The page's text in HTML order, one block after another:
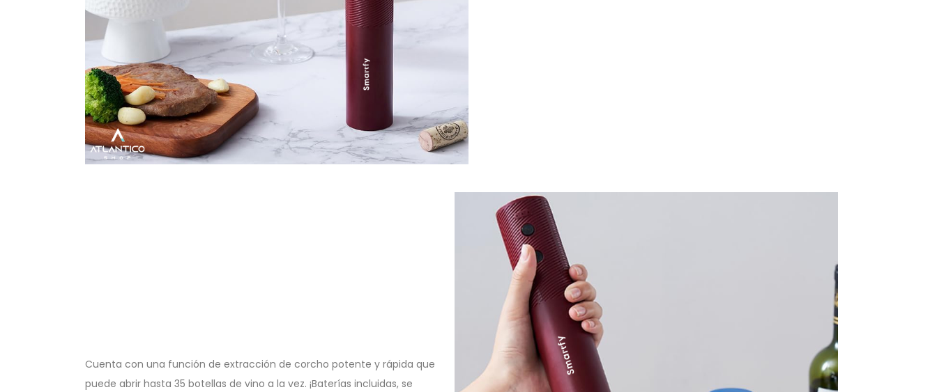
Cuenta con una función de extracción de corcho potente y rápida que
puede abrir hasta 35 botellas de vino a la vez. ¡Baterías incluidas, se